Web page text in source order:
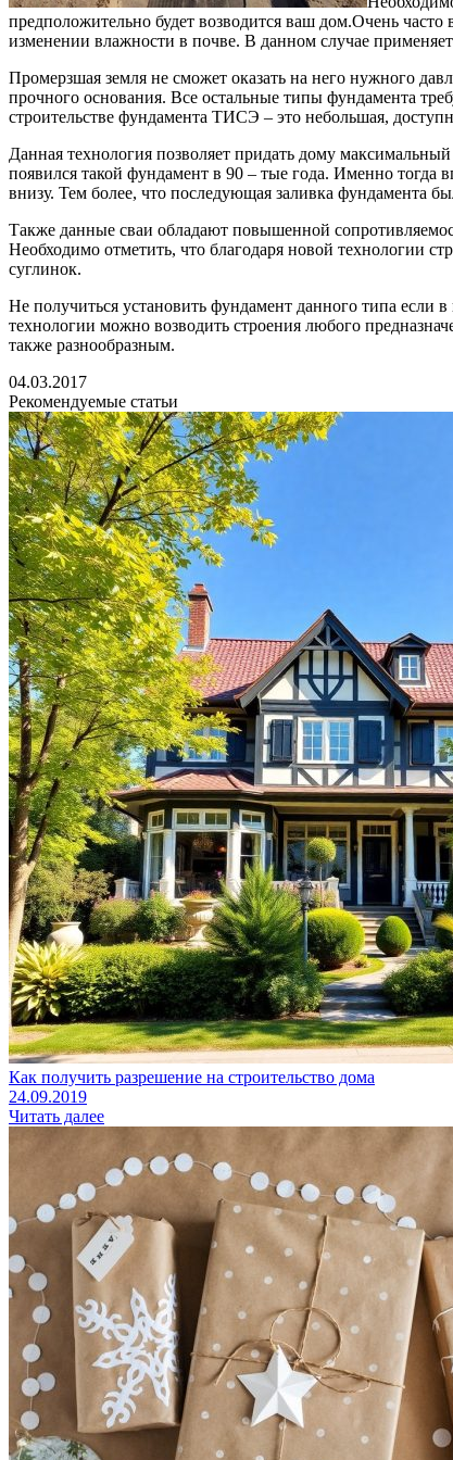
предположительно будет возводится ваш дом.Очень часто
изменении влажности в почве. В данном случае
Промерзшая земля не сможет оказать на него нужного
прочного основания. Все остальные типы фундамента
строительстве фундамента ТИСЭ – это небольшая,
Данная технология позволяет придать дому
появился такой фундамент в 90 – тые года. Именно тогда
внизу. Тем более, что последующая заливка фундамента
Также данные сваи обладают повышенной
Необходимо отметить, что благодаря новой технологии
суглинок.
Не получиться установить фундамент данного типа если
технологии можно возводить строения любого
также разнообразным.
04.03.2017
Рекомендуемые статьи
Как получить разрешение на строительство дома
24.09.2019
Читать далее